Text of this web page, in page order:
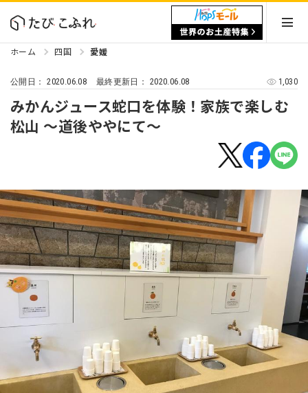
ホーム 四国 愛媛
公開日：2020.06.08 最終更新日： 2020.06.08 1,030
みかんジュース蛇口を体験！家族で楽しむ
松山 〜道後ややにて〜